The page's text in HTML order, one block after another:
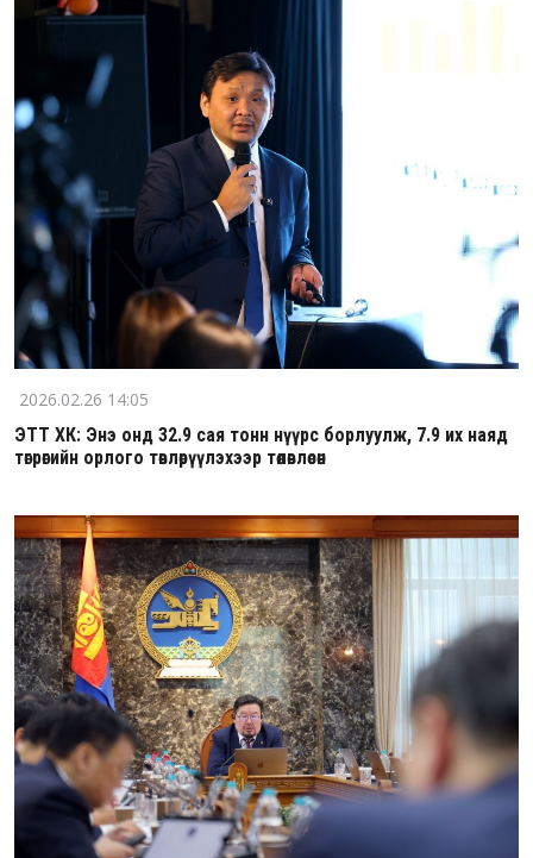
2026.02.26 14:05
ЭТТ ХК: Энэ онд 32.9 сая тонн нүүрс борлуулж, 7.9 их наяд
төгрөгийн орлого төвлөрүүлэхээр төлөвлөсөн